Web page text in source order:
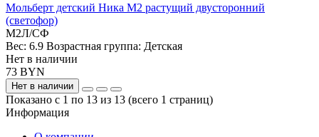
Мольберт детский Ника М2 растущий двусторонний
(светофор)
М2Л/СФ
Вес: 6.9 Возрастная группа: Детская
Нет в наличии
73 BYN
Нет в наличии
Показано с 1 по 13 из 13 (всего 1 страниц)
Информация